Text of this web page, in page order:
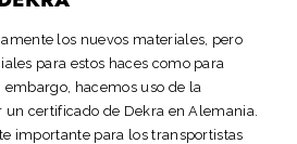
los nuevos materiales, pero
para estos haces como para
embargo, hacemos uso de la
certificado de Dekra en Alemania.
importante para los transportistas